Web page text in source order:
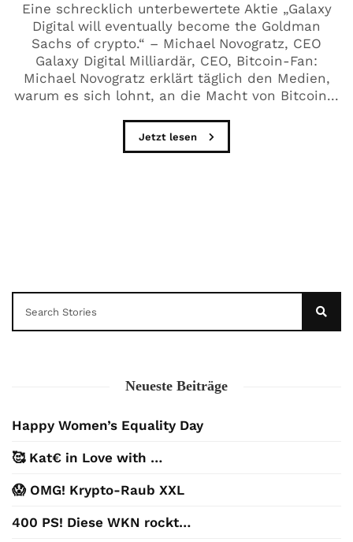
Eine schrecklich unterbewertete Aktie „Galaxy
Digital will eventually become the Goldman
Sachs of crypto.“ – Michael Novogratz, CEO
Galaxy Digital Milliardär, CEO, Bitcoin-Fan:
Michael Novogratz erklärt täglich den Medien,
warum es sich lohnt, an die Macht von Bitcoin...
Jetzt lesen
Neueste Beiträge
Happy Women’s Equality Day
🥰 Kat€ in Love with …
😱 OMG! Krypto-Raub XXL
400 PS! Diese WKN rockt…